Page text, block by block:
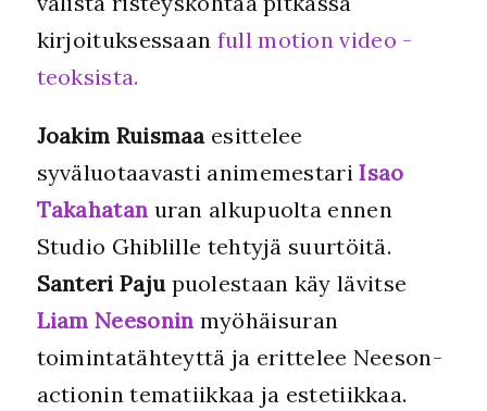
kirjoituksessaan full motion video -
teoksista.
Joakim Ruismaaesittelee
syväluotaavasti animemestariIsao
Takahatan uran alkupuolta ennen
Studio Ghiblille tehtyjä suurtöitä.
Santeri Pajupuolestaan käy lävitse
Liam Neesonin myöhäisuran
toimintatähteyttä ja erittelee Neeson-
actionin tematiikkaa ja estetiikkaa.